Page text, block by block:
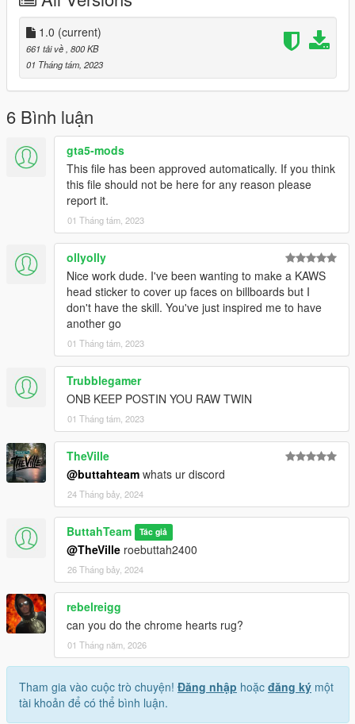
1.0 (current)
661 tải về , 800 KB
01 Tháng tám, 2023
6 Bình luận
gta5-mods
This file has been approved automatically. If you think
this file should not be here for any reason please
report it.
01 Tháng tám, 2023
ollyolly
Nice work dude. I've been wanting to make a KAWS
head sticker to cover up faces on billboards but I
don't have the skill. You've just inspired me to have
another go
01 Tháng tám, 2023
Trubblegamer
ONB KEEP POSTIN YOU RAW TWIN
01 Tháng tám, 2023
TheVille
@buttahteam whats ur discord
24 Tháng bảy, 2024
ButtahTeam Tác giả
@TheVille roebuttah2400
26 Tháng bảy, 2024
rebelreigg
can you do the chrome hearts rug?
01 Tháng năm, 2026
Tham gia vào cuộc trò chuyện! Đăng nhập hoặc đăng ký một
tài khoản để có thể bình luận.